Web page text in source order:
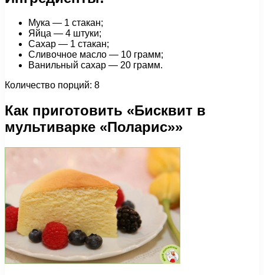
Мука — 1 стакан;
Яйца — 4 штуки;
Сахар — 1 стакан;
Сливочное масло — 10 грамм;
Ванильный сахар — 20 грамм.
Количество порций: 8
Как приготовить «Бисквит в
мультиварке «Поларис»»